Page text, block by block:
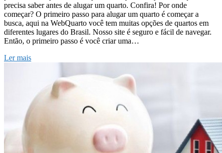
precisa saber antes de alugar um quarto. Confira! Por onde
começar? O primeiro passo para alugar um quarto é começar a
busca, aqui na WebQuarto você tem muitas opções de quartos em
diferentes lugares do Brasil. Nosso site é seguro e fácil de navegar.
Então, o primeiro passo é você criar uma…
Ler mais